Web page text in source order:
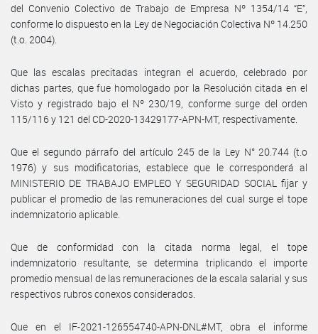
del Convenio Colectivo de Trabajo de Empresa Nº 1354/14 “E”,
conforme lo dispuesto en la Ley de Negociación Colectiva Nº 14.250
(t.o. 2004).
Que las escalas precitadas integran el acuerdo, celebrado por
dichas partes, que fue homologado por la Resolución citada en el
Visto y registrado bajo el Nº 230/19, conforme surge del orden
115/116 y 121 del CD-2020-13429177-APN-MT, respectivamente.
Que el segundo párrafo del artículo 245 de la Ley N° 20.744 (t.o
1976) y sus modificatorias, establece que le corresponderá al
MINISTERIO DE TRABAJO EMPLEO Y SEGURIDAD SOCIAL fijar y
publicar el promedio de las remuneraciones del cual surge el tope
indemnizatorio aplicable.
Que de conformidad con la citada norma legal, el tope
indemnizatorio resultante, se determina triplicando el importe
promedio mensual de las remuneraciones de la escala salarial y sus
respectivos rubros conexos considerados.
Que en el IF-2021-126554740-APN-DNL#MT, obra el informe